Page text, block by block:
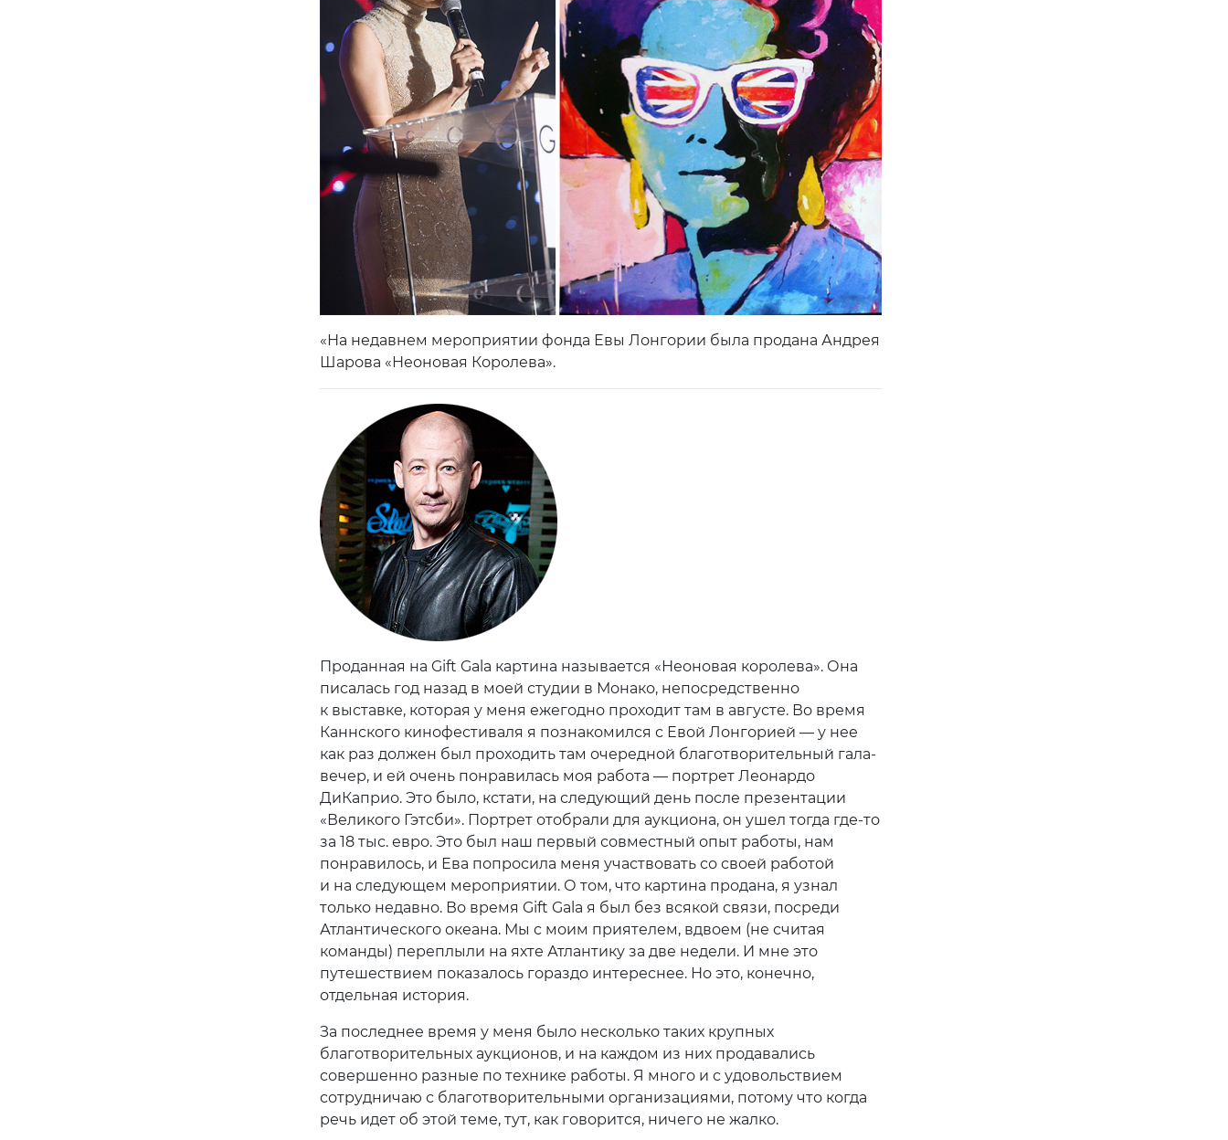
«На недавнем мероприятии фонда Евы Лонгории была продана Андрея
Шарова «Неоновая Королева».
Проданная на Gift Gala картина называется «Неоновая королева». Она
писалась год назад в моей студии в Монако, непосредственно
к выставке, которая у меня ежегодно проходит там в августе. Во время
Каннского кинофестиваля я познакомился с Евой Лонгорией — у нее
как раз должен был проходить там очередной благотворительный гала-
вечер, и ей очень понравилась моя работа — портрет Леонардо
ДиКаприо. Это было, кстати, на следующий день после презентации
«Великого Гэтсби». Портрет отобрали для аукциона, он ушел тогда где-то
за 18 тыс. евро. Это был наш первый совместный опыт работы, нам
понравилось, и Ева попросила меня участвовать со своей работой
и на следующем мероприятии. О том, что картина продана, я узнал
только недавно. Во время Gift Gala я был без всякой связи, посреди
Атлантического океана. Мы с моим приятелем, вдвоем (не считая
команды) переплыли на яхте Атлантику за две недели. И мне это
путешествием показалось гораздо интереснее. Но это, конечно,
отдельная история.
За последнее время у меня было несколько таких крупных
благотворительных аукционов, и на каждом из них продавались
совершенно разные по технике работы. Я много и с удовольствием
сотрудничаю с благотворительными организациями, потому что когда
речь идет об этой теме, тут, как говорится, ничего не жалко.